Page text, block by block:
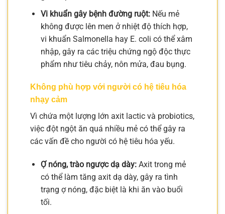
Vi khuẩn gây bệnh đường ruột:Nếu mẻ
không được lên men ở nhiệt độ thích hợp,
vi khuẩn Salmonella hay E. coli có thể xâm
nhập, gây ra các triệu chứng ngộ độc thực
phẩm như tiêu chảy, nôn mửa, đau bụng.
Không phù hợp với người có hệ tiêu hóa
nhạy cảm
Vì chứa một lượng lớn axit lactic và probiotics,
việc đột ngột ăn quá nhiều mẻ có thể gây ra
các vấn đề cho người có hệ tiêu hóa yếu.
Ợ nóng, trào ngược dạ dày:Axit trong mẻ
có thể làm tăng axit dạ dày, gây ra tình
trạng ợ nóng, đặc biệt là khi ăn vào buổi
tối.